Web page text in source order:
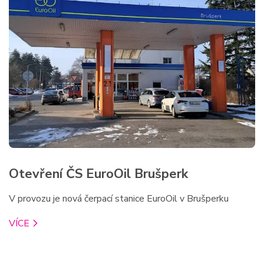
Otevření ČS EuroOil Brušperk
V provozu je nová čerpací stanice EuroOil v Brušperku
VÍCE